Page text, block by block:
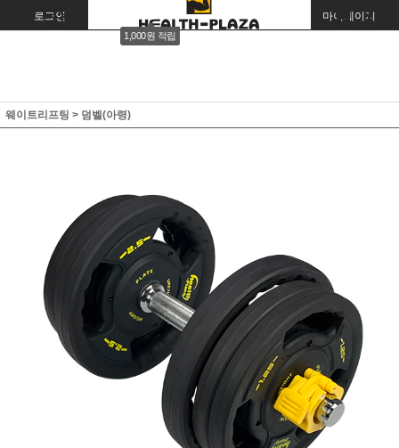
로그인 회원가입
1,000원 적립
주문조회 마이페이지
웨이트리프팅 > 덤벨(아령)